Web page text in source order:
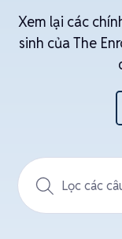
Xem lại các
sinh của The